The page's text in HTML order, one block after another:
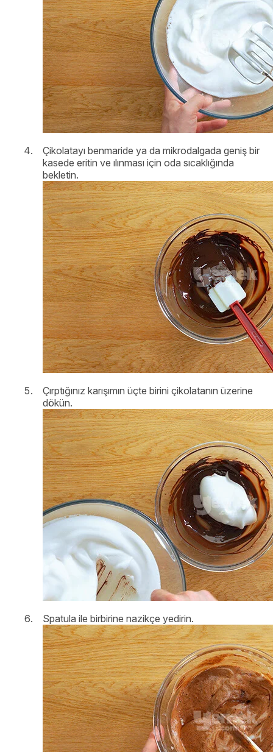
Çikolatayı benmaride ya da mikrodalgada geniş bir
kasede eritin ve ılınması için oda sıcaklığında
bekletin.
Çırptığınız karışımın üçte birini çikolatanın üzerine
dökün.
Spatula ile birbirine nazikçe yedirin.